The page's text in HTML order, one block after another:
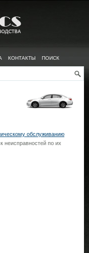
КОНТАКТЫ ПОИСК
обслуживанию
неисправностей по их